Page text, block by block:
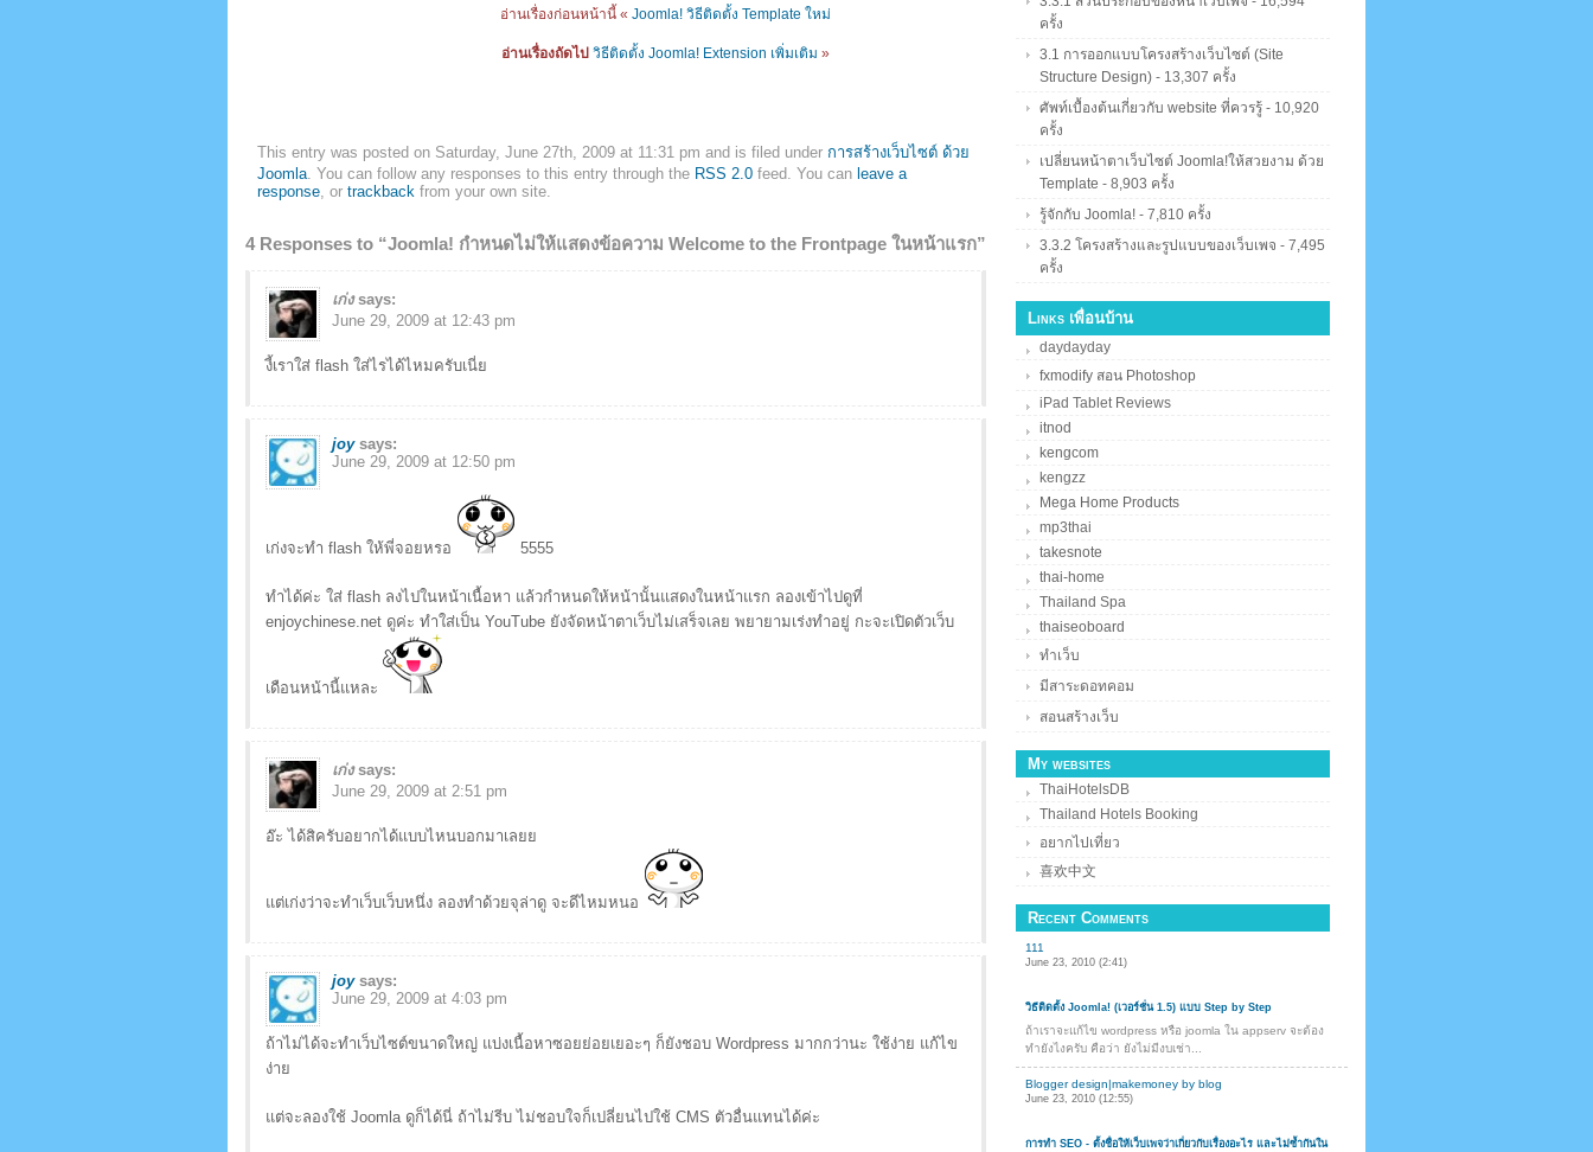
อ่านเรื่องก่อนหน้านี้ « Joomla! วิธีติดตั้ง Template ใหม่
อ่านเรื่องถัดไป วิธีติดตั้ง Joomla! Extension เพิ่มเติม »
This entry was posted on Saturday, June 27th, 2009 at 11:31 pm and is filed under การสร้างเว็บไซต์ ด้วย
Joomla. You can follow any responses to this entry through the RSS 2.0 feed. You can leave a
response, or trackback from your own site.
4 Responses to “Joomla! กำหนดไม่ให้แสดงข้อความ Welcome to the Frontpage ในหน้าแรก”
เก่ง says:
June 29, 2009 at 12:43 pm
งี้เราใส่ flash ใส่ไรได้ไหมครับเนี่ย
joy says:
June 29, 2009 at 12:50 pm
เก่งจะทำ flash ให้พี่จอยหรอ 5555
ทำได้ค่ะ ใส่ flash ลงไปในหน้าเนื้อหา แล้วกำหนดให้หน้านั้นแสดงในหน้าแรก ลองเข้าไปดูที่
enjoychinese.net ดูค่ะ ทำใส่เป็น YouTube ยังจัดหน้าตาเว็บไม่เสร็จเลย พยายามเร่งทำอยู่ กะจะเปิดตัวเว็บ
เดือนหน้านี้แหละ
เก่ง says:
June 29, 2009 at 2:51 pm
อ๊ะ ได้สิครับอยากได้แบบไหนบอกมาเลยย
แต่เก่งว่าจะทำเว็บเว็บหนึ่ง ลองทำด้วยจุล่าดู จะดีไหมหนอ
joy says:
June 29, 2009 at 4:03 pm
ถ้าไม่ได้จะทำเว็บไซต์ขนาดใหญ่ แบ่งเนื้อหาซอยย่อยเยอะๆ ก็ยังชอบ Wordpress มากกว่านะ ใช้ง่าย แก้ไข
ง่าย
แต่จะลองใช้ Joomla ดูก็ได้นี่ ถ้าไม่รีบ ไม่ชอบใจก็เปลี่ยนไปใช้ CMS ตัวอื่นแทนได้ค่ะ
ครั้ง
3.1 การออกแบบโครงสร้างเว็บไซต์ (Site
Structure Design) - 13,307 ครั้ง
ศัพท์เบื้องต้นเกี่ยวกับ website ที่ควรรู้ - 10,920
ครั้ง
เปลี่ยนหน้าตาเว็บไซต์ Joomla!ให้สวยงาม ด้วย
Template - 8,903 ครั้ง
รู้จักกับ Joomla! - 7,810 ครั้ง
3.3.2 โครงสร้างและรูปแบบของเว็บเพจ - 7,495
ครั้ง
Links เพื่อนบ้าน
daydayday
fxmodify สอน Photoshop
iPad Tablet Reviews
itnod
kengcom
kengzz
Mega Home Products
mp3thai
takesnote
thai-home
Thailand Spa
thaiseoboard
ทำเว็บ
มีสาระดอทคอม
สอนสร้างเว็บ
My websites
ThaiHotelsDB
Thailand Hotels Booking
อยากไปเที่ยว
喜欢中文
Recent Comments
111
June 23, 2010 (2:41)
วิธีติดตั้ง Joomla! (เวอร์ชั่น 1.5) แบบ Step by Step
ถ้าเราจะแก้ไข wordpress หรือ joomla ใน appserv จะต้อง
ทำยังไงครับ คือว่า ยังไม่มีงบเช่า...
Blogger design|makemoney by blog
June 23, 2010 (12:55)
การทำ SEO - ตั้งชื่อให้เว็บเพจว่าเกี่ยวกับเรื่องอะไร และไม่ซ้ำกันใน